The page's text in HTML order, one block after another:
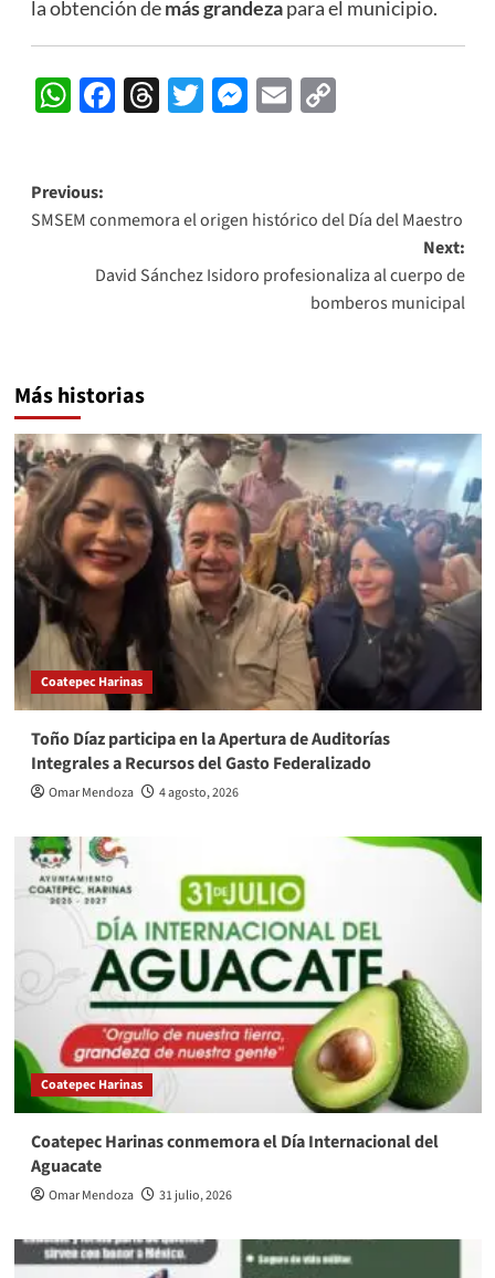
la obtención demás grandezapara el municipio.
WhatsApp
Facebook
Threads
Twitter
Messenger
EmailCopy
Post
navigation
Previous:
SMSEM conmemora el origen histórico del Día del Maestro
Next:
David Sánchez Isidoro profesionaliza al cuerpo de
bomberos municipal
Más historias
Coatepec Harinas
Toño Díaz participa en la Apertura de Auditorías
Integrales a Recursos del Gasto Federalizado
Omar Mendoza 4 agosto, 2026
Coatepec Harinas
Coatepec Harinas conmemora el Día Internacional del
Aguacate
Omar Mendoza 31 julio, 2026